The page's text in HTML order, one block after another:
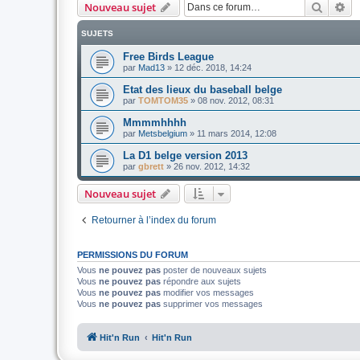
Nouveau sujet
SUJETS
Free Birds League
par Mad13 » 12 déc. 2018, 14:24
Etat des lieux du baseball belge
par TOMTOM35 » 08 nov. 2012, 08:31
Mmmmhhhh
par Metsbelgium » 11 mars 2014, 12:08
La D1 belge version 2013
par gbrett » 26 nov. 2012, 14:32
Nouveau sujet
Retourner à l’index du forum
PERMISSIONS DU FORUM
Vous ne pouvez pas poster de nouveaux sujets
Vous ne pouvez pas répondre aux sujets
Vous ne pouvez pas modifier vos messages
Vous ne pouvez pas supprimer vos messages
Hit'n Run Hit'n Run